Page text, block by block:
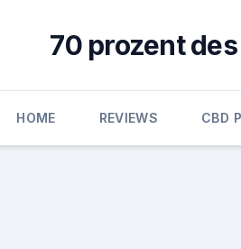
70 prozent
HOME REVIEWS CBD